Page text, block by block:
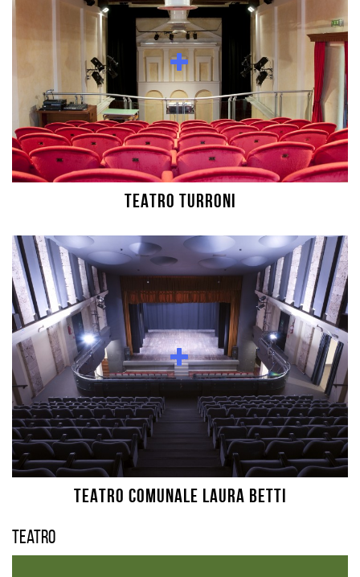
TEATRO TURRONI
TEATRO COMUNALE LAURA BETTI
Teatro